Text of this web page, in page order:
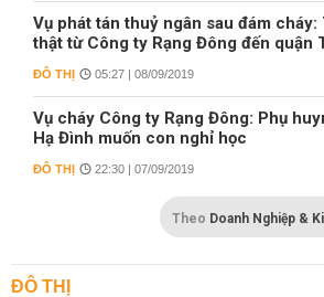
Vụ phát tán thuỷ ngân sau đám
thật từ Công ty Rạng Đông đến quận
ĐÔ THỊ 05:27 | 08/09/2019
Vụ cháy Công ty Rạng Đông: Phụ
Hạ Đình muốn con nghỉ học
ĐÔ THỊ 22:30 | 07/09/2019
Theo Doanh Nghiệp &
ĐÔ THỊ